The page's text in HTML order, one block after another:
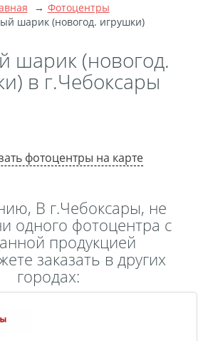
Фотоцентры
шарик (новогод. игрушки)
шарик (новогод.
в г.Чебоксары
фотоцентры на карте
В г.Чебоксары, не
одного фотоцентра с
продукцией
заказать в других
городах: